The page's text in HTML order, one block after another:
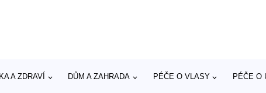
A ZDRAVÍ DŮM A ZAHRADA PÉČE O VLASY PÉČE O